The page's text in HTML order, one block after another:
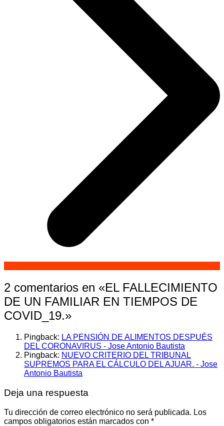
2 comentarios en «EL FALLECIMIENTO
DE UN FAMILIAR EN TIEMPOS DE
COVID_19.»
Pingback: LA PENSIÓN DE ALIMENTOS DESPUÉS
DEL CORONAVIRUS - Jose Antonio Bautista
Pingback: NUEVO CRITERIO DEL TRIBUNAL
SUPREMOS PARA EL CÁLCULO DEL AJUAR. - Jose
Antonio Bautista
Deja una respuesta
Tu dirección de correo electrónico no será publicada. Los
campos obligatorios están marcados con *